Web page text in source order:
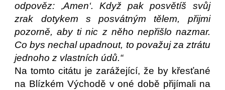
odpověz: ‚Amen‘. Když pak posvětíš svůj
zrak dotykem s posvátným tělem, přijmi
pozorně, aby ti nic z něho nepřišlo nazmar.
Co bys nechal upadnout, to považuj za ztrátu
jednoho z vlastních údů.“
Na tomto citátu je zarážející, že by křesťané
na Blízkém Východě v oné době přijímali na